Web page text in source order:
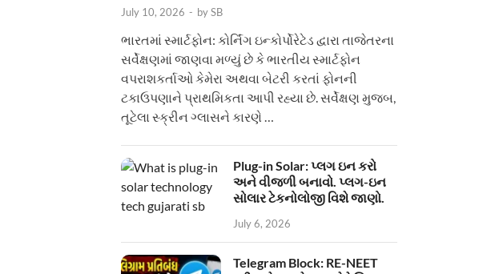
July 10, 2026 - bySB
ભારતમાં સ્માર્ટફોન: કોર્નિંગ ઇન્કોર્પોરેટેડ દ્વારા તાજેતરના
સર્વેક્ષણમાં જાણવા મળ્યું છે કે ભારતીય સ્માર્ટફોન
વપરાશકર્તાઓ કેમેરા અથવા બેટરી કરતાં ફોનની
ટકાઉપણાને પ્રાથમિકતા આપી રહ્યા છે. સર્વેક્ષણ મુજબ,
તૂટેલા સ્ક્રીન ગ્લાસને કારણે …
Plug-in Solar: પ્લગ ઇન કરો
અને વીજળી બનાવો. પ્લગ-ઇન
સોલાર ટેકનોલોજી વિશે જાણો.
July 6, 2026
Telegram Block: RE-NEET